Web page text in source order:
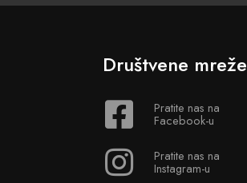
Društvene mreže
Pratite nas na
Facebook-u
Pratite nas na
Instagram-u